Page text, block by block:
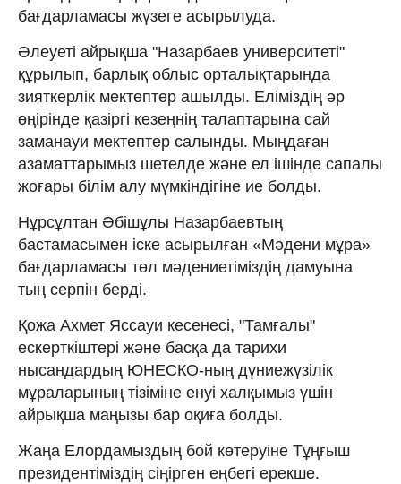
бағдарламасы жүзеге асырылуда.
Әлеуеті айрықша "Назарбаев университеті"
құрылып, барлық облыс орталықтарында
зияткерлік мектептер ашылды. Еліміздің әр
өңірінде қазіргі кезеңнің талаптарына сай
заманауи мектептер салынды. Мыңдаған
азаматтарымыз шетелде және ел ішінде сапалы
жоғары білім алу мүмкіндігіне ие болды.
Нұрсұлтан Әбішұлы Назарбаевтың
бастамасымен іске асырылған «Мәдени мұра»
бағдарламасы төл мәдениетіміздің дамуына
тың серпін берді.
Қожа Ахмет Яссауи кесенесі, "Тамғалы"
ескерткіштері және басқа да тарихи
нысандардың ЮНЕСКО-ның дүниежүзілік
мұраларының тізіміне енуі халқымыз үшін
айрықша маңызы бар оқиға болды.
Жаңа Елордамыздың бой көтеруіне Тұңғыш
президентіміздің сіңірген еңбегі ерекше.